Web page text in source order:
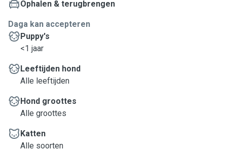
Ophalen & terugbrengen
Daga kan accepteren
Puppy's
<1 jaar
Leeftijden hond
Alle leeftijden
Hond groottes
Alle groottes
Katten
Alle soorten